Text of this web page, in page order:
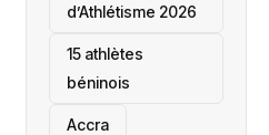
d’Athlétisme 2026
15 athlètes
béninois
Accra